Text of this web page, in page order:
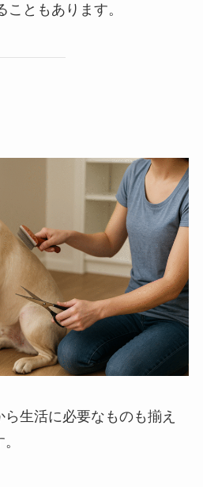
ともあります。
生活に必要なものも揃え